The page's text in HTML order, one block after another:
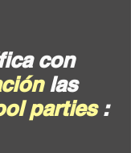
con
las
parties :